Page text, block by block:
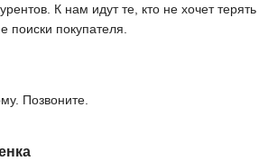
К нам идут те, кто не хочет терять
поиски покупателя.
Позвоните.